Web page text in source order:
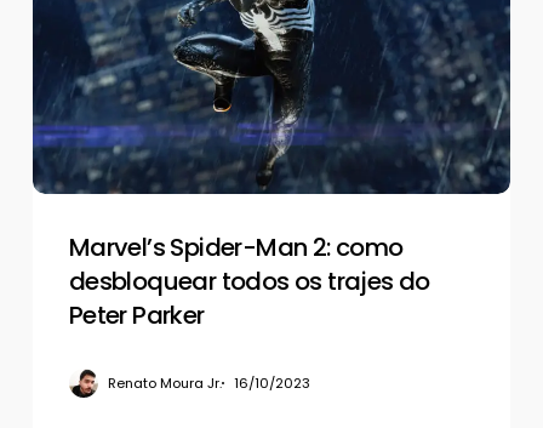
como
desbloquear
todos
os
trajes
Peter
Parker
Marvel’s Spider-Man 2: como
desbloquear todos os trajes do
Peter Parker
Renato Moura Jr. 16/10/2023